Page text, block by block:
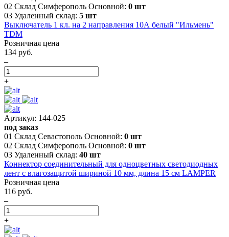
02 Склад Симферополь Основной: 0 шт
03 Удаленный склад: 5 шт
Выключатель 1 кл. на 2 направления 10А белый "Ильмень"
TDM
Розничная цена
134 руб.
–
+
Артикул: 144-025
под заказ
01 Склад Севастополь Основной: 0 шт
02 Склад Симферополь Основной: 0 шт
03 Удаленный склад: 40 шт
Коннектор соединительный для одноцветных светодиодных
лент с влагозащитой шириной 10 мм, длина 15 см LAMPER
Розничная цена
116 руб.
–
+